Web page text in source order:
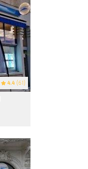
4.4 (61)